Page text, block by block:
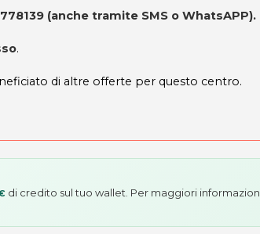
(anche tramite SMS o WhatsAPP).
.
di altre offerte per questo centro.
di credito sul tuo wallet. Per maggiori